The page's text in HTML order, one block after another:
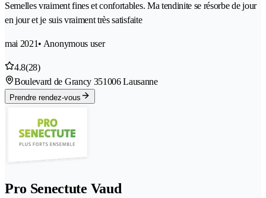
Semelles vraiment fines et confortables. Ma tendinite se résorbe de jour
en jour et je suis vraiment très satisfaite
mai 2021• Anonymous user
4.8(28)
Boulevard de Grancy 351006 Lausanne
Prendre rendez-vous
Pro Senectute Vaud